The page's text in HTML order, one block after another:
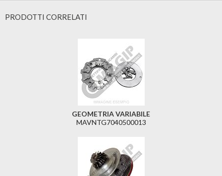
PRODOTTI CORRELATI
GEOMETRIA VARIABILE
MAVNTG7040500013